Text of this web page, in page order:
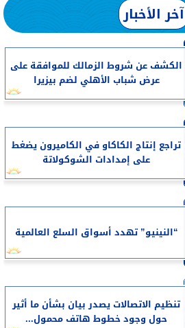
آخر الأخبار
الكشف عن شروط الزمالك للموافقة على
عرض شباب الأهلي لضم بيزيرا
تراجع إنتاج الكاكاو في الكاميرون يضغط
على إمدادات الشوكولاتة
“النينيو” تهدد أسواق السلع العالمية
تنظيم الاتصالات يصدر بيان بشأن ما أثير
حول وجود خطوط هاتف محمول...